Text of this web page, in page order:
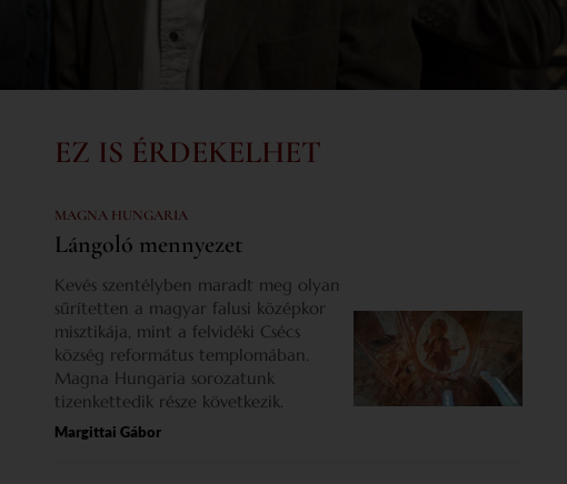
EZ IS ÉRDEKELHET
MAGNA HUNGARIA
Lángoló mennyezet
Kevés szentélyben maradt meg olyan
sűrítetten a magyar falusi középkor
misztikája, mint a felvidéki Csécs
község református templomában.
Magna Hungaria sorozatunk
tizenkettedik része következik.
Margittai Gábor